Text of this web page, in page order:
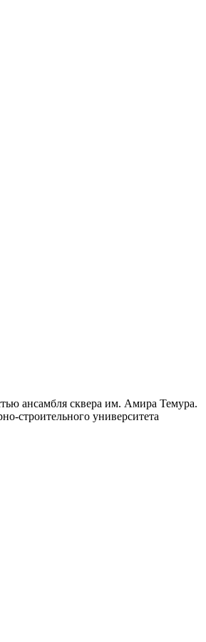
ансамбля сквера им. Амира Темура.
строительного университета